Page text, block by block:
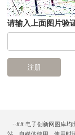
请输入上面图片验
注册
--## 电子创新网图库均